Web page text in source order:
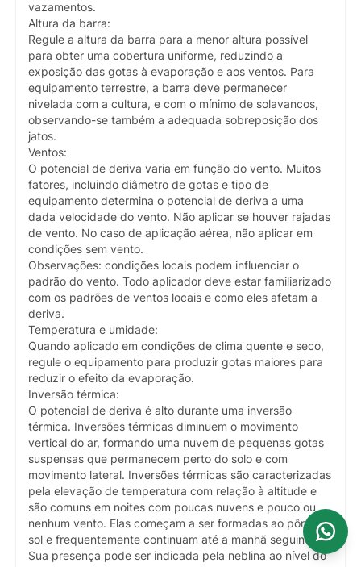
vazamentos.
Altura da barra:
Regule a altura da barra para a menor altura possível
para obter uma cobertura uniforme, reduzindo a
exposição das gotas à evaporação e aos ventos. Para
equipamento terrestre, a barra deve permanecer
nivelada com a cultura, e com o mínimo de solavancos,
observando-se também a adequada sobreposição dos
jatos.
Ventos:
O potencial de deriva varia em função do vento. Muitos
fatores, incluindo diâmetro de gotas e tipo de
equipamento determina o potencial de deriva a uma
dada velocidade do vento. Não aplicar se houver rajadas
de vento. No caso de aplicação aérea, não aplicar em
condições sem vento.
Observações: condições locais podem influenciar o
padrão do vento. Todo aplicador deve estar familiarizado
com os padrões de ventos locais e como eles afetam a
deriva.
Temperatura e umidade:
Quando aplicado em condições de clima quente e seco,
regule o equipamento para produzir gotas maiores para
reduzir o efeito da evaporação.
Inversão térmica:
O potencial de deriva é alto durante uma inversão
térmica. Inversões térmicas diminuem o movimento
vertical do ar, formando uma nuvem de pequenas gotas
suspensas que permanecem perto do solo e com
movimento lateral. Inversões térmicas são caracterizadas
pela elevação de temperatura com relação à altitude e
são comuns em noites com poucas nuvens e pouco ou
nenhum vento. Elas começam a ser formadas ao pôr do
sol e frequentemente continuam até a manhã seguinte.
Sua presença pode ser indicada pela neblina ao nível do